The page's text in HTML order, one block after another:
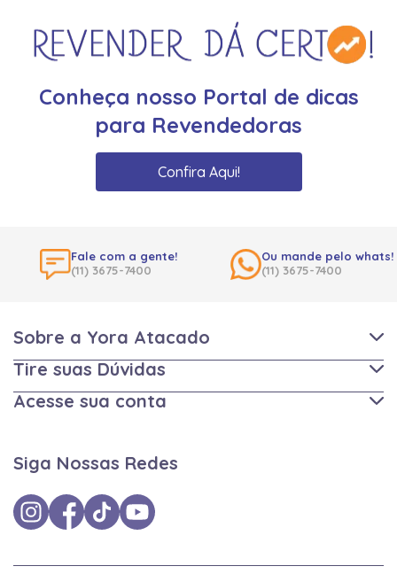
Conheça nosso Portal de dicas
para Revendedoras
Confira Aqui!
Fale com a gente!
(11) 3675-7400
Ou mande pelo whats!
(11) 3675-7400
Sobre a Yora Atacado
Tire suas Dúvidas
Acesse sua conta
Siga Nossas Redes